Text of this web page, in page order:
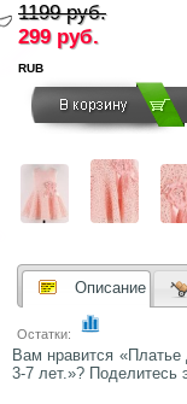
1199 руб.
299 руб.
RUB
Описание
Остатки:
Вам нравится
3-7 лет.»? Поделитесь